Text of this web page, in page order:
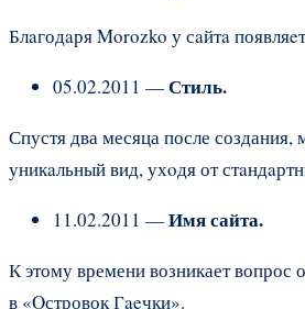
Блaгодaря Morozko у сaйтa
05.02.2011 —Стиль.
Спустя два месяца после
уникaльный вид, ухoдя от
11.02.2011 —Имя сайта.
К этому времени возникает
в «Oстровок Гaeчки».